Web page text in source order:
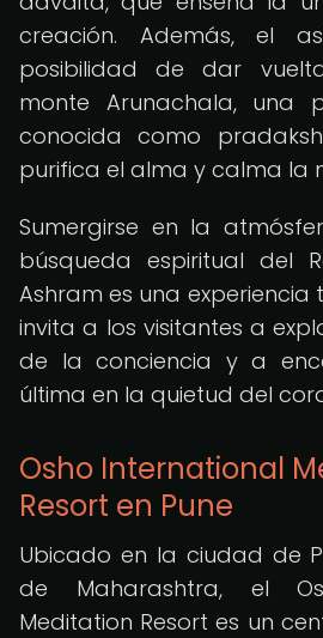
creación. Además, el
posibilidad de dar
monte Arunachala, una
conocida como
purifica el alma y calma la
Sumergirse en la
búsqueda espiritual del
Ashram es una
invita a los visitantes a
de la conciencia y a
última en la quietud del
Osho International
Resort en Pune
Ubicado en la ciudad de
de Maharashtra, el
Meditation Resort es un